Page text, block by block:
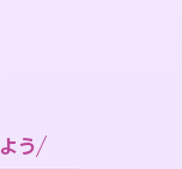
う